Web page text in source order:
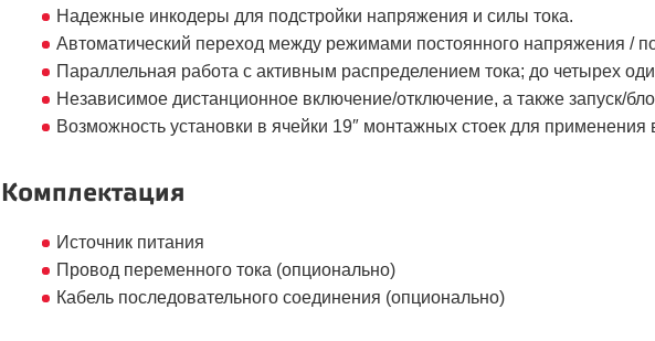
Надежные инкодеры для подстройки напряжения и силы тока.
Автоматический переход между режимами постоянного напряжения /
Параллельная работа с активным распределением тока; до четырех
Независимое дистанционное включение/отключение, а также запуск/
Возможность установки в ячейки 19″ монтажных стоек для применения
Комплектация
Источник питания
Провод переменного тока (опционально)
Кабель последовательного соединения (опционально)